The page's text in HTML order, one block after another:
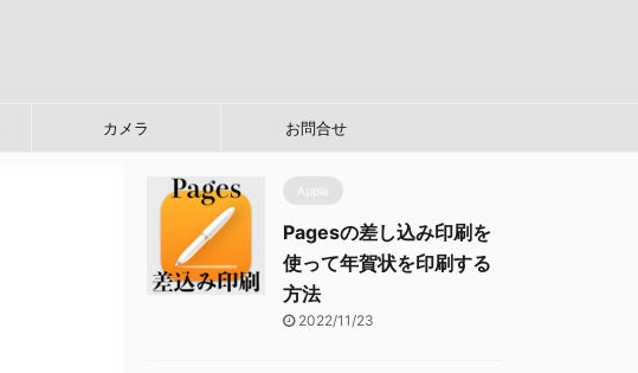
カメラ お問合せ
Apple
Pagesの差し込み印刷を
使って年賀状を印刷する
方法
2022/11/23